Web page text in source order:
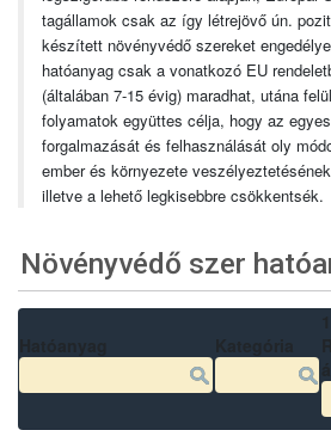
tagállamok csak az így létrejövő ún.
készített növényvédő szereket
hatóanyag csak a vonatkozó EU
(általában 7-15 évig) maradhat, utána
folyamatok együttes célja, hogy az
forgalmazását és felhasználását oly
ember és környezete
illetve a lehető legkisebbre csökkentsék.
Növényvédő szer